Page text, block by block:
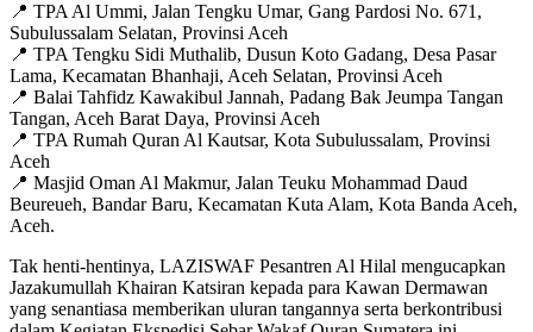
📍 TPA Al Ummi, Jalan Tengku Umar, Gang Pardosi No. 671,
Subulussalam Selatan, Provinsi Aceh
📍 TPA Tengku Sidi Muthalib, Dusun Koto Gadang, Desa Pasar
Lama, Kecamatan Bhanhaji, Aceh Selatan, Provinsi Aceh
📍 Balai Tahfidz Kawakibul Jannah, Padang Bak Jeumpa Tangan
Tangan, Aceh Barat Daya, Provinsi Aceh
📍 TPA Rumah Quran Al Kautsar, Kota Subulussalam, Provinsi
Aceh
📍 Masjid Oman Al Makmur, Jalan Teuku Mohammad Daud
Beureueh, Bandar Baru, Kecamatan Kuta Alam, Kota Banda Aceh,
Aceh.
Tak henti-hentinya, LAZISWAF Pesantren Al Hilal mengucapkan
Jazakumullah Khairan Katsiran kepada para Kawan Dermawan
yang senantiasa memberikan uluran tangannya serta berkontribusi